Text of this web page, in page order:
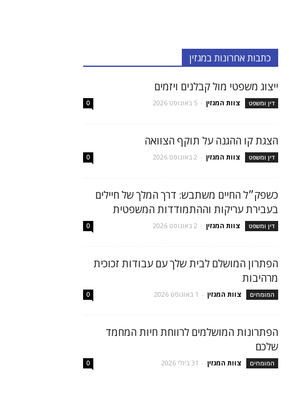
כתבות אחרונות במגזין
ייצוג משפטי מול קבלנים ויזמים
דין ומשפט צוות המגזין - 5 באוגוסט 2026 0
הצגת קו ההגנה על תוקף הצוואה
דין ומשפט צוות המגזין - 2 באוגוסט 2026 0
כשפק״ל החיים משתבש: דרך המלך של חיילים
בעבירת עריקות וההתמודדות המשפטית
דין ומשפט צוות המגזין - 2 באוגוסט 2026 0
הפתרון המושלם לבית שלך עם עבודות זכוכית
מרהיבות
המומחים צוות המגזין - 1 באוגוסט 2026 0
הפתרונות המושלמים לרווחת חיות המחמד
שלכם
המומחים צוות המגזין - 31 ביולי 2026 0